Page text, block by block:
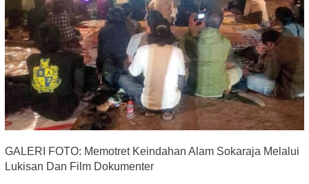
GALERI FOTO: Memotret Keindahan Alam Sokaraja Melalui
Lukisan Dan Film Dokumenter